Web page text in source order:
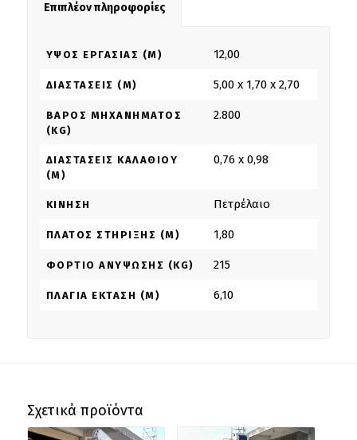
Επιπλέον πληροφορίες
ΎΨΟΣ ΕΡΓΑΣΊΑΣ (M) 12,00
ΔΙΑΣΤΆΣΕΙΣ (M) 5,00 x 1,70 x 2,70
ΒΆΡΟΣ ΜΗΧΑΝΉΜΑΤΟΣ
(KG)
2.800
ΔΙΑΣΤΆΣΕΙΣ ΚΑΛΑΘΙΟΎ
(M)
0,76 x 0,98
ΚΊΝΗΣΗ Πετρέλαιο
ΠΛΆΤΟΣ ΣΤΉΡΙΞΗΣ (M) 1,80
ΦΟΡΤΊΟ ΑΝΎΨΩΣΗΣ (KG) 215
ΠΛΆΓΙΑ ΈΚΤΑΣΗ (M) 6,10
Σχετικά προϊόντα